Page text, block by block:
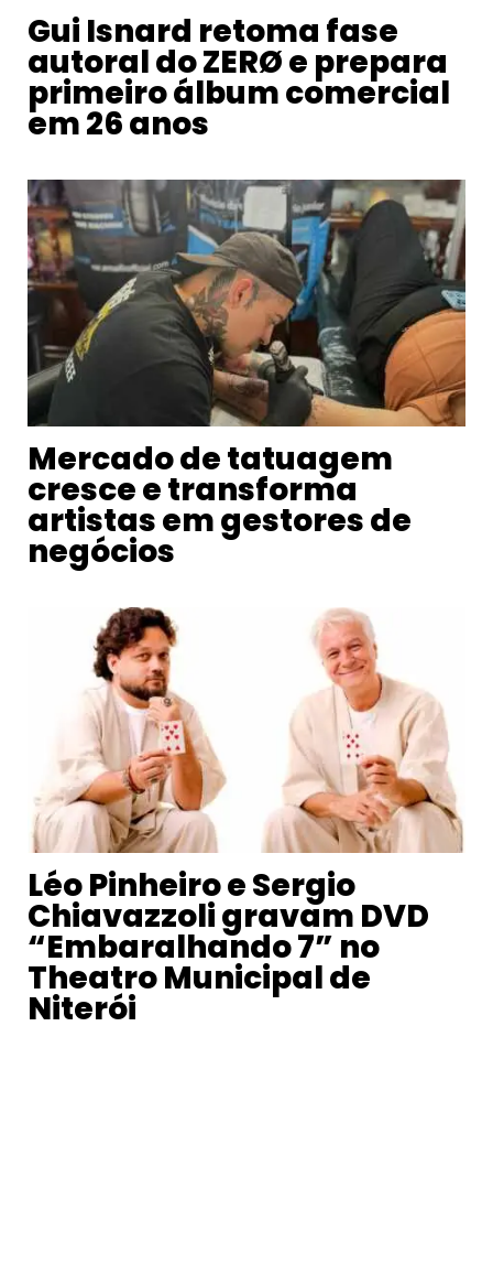
Gui Isnard retoma fase
autoral do ZERØ e prepara
primeiro álbum comercial
em 26 anos
Mercado de tatuagem
cresce e transforma
artistas em gestores de
negócios
Léo Pinheiro e Sergio
Chiavazzoli gravam DVD
“Embaralhando 7” no
Theatro Municipal de
Niterói